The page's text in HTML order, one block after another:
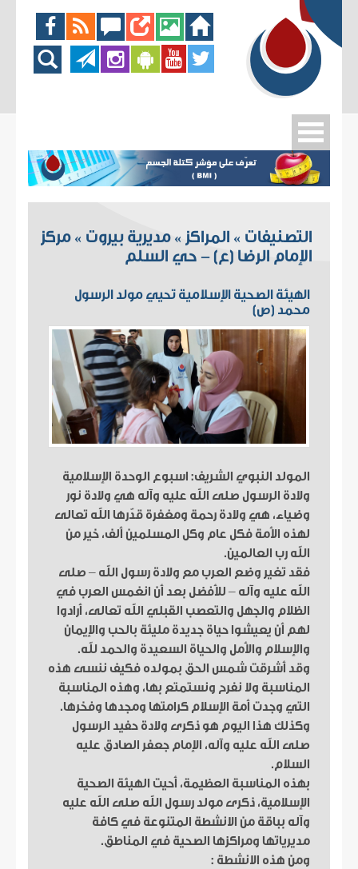
التصنيفات » المراكز » مديرية بيروت » مركز
الإمام الرضا (ع) - حي السلم
الهيئة الصحية الإسلامية تحيي مولد الرسول
محمد (ص)
المولد النبوي الشريف: اسبوع الوحدة الإسلامية
ولادة الرسول صلى الله عليه وآله هي ولادة نور
وضياء، هي ولادة رحمة ومغفرة قدّرها الله تعالى
لهذه الأمة فكل عام وكل المسلمين ألف، خير من
الله رب العالمين.
فقد تغير وضع العرب مع ولادة رسول الله – صلى
الله عليه وآله – للأفضل بعد أن انغمس العرب في
الظلام والجهل والتعصب القبلي الله تعالى، أرادوا
لهم أن يعيشوا حياة جديدة مليئة بالحب والإيمان
والإسلام والأمل والحياة السعيدة والحمد لله.
وقد أشرقت شمس الحق بمولده فكيف ننسى هذه
المناسبة ولا نفرح ونستمتع بها، وهذه المناسبة
التي وجدت أمة الإسلام كرامتها ومجدها وفخرها.
وكذلك هذا اليوم هو ذكرى ولادة حفيد الرسول
صلى الله عليه وآله، الإمام جعفر الصادق عليه
السلام.
بهذه المناسبة العظيمة، أحيت الهيئة الصحية
الإسلامية، ذكرى مولد رسول الله صلى الله عليه
وآله بباقة من الانشطة المتنوعة في كافة
مديرياتها ومراكزها الصحية في المناطق.
ومن هذه الانشطة :